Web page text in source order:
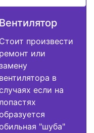
Вентилятор
Стоит произвести
ремонт или
вентилятора в
если на
"шуба"